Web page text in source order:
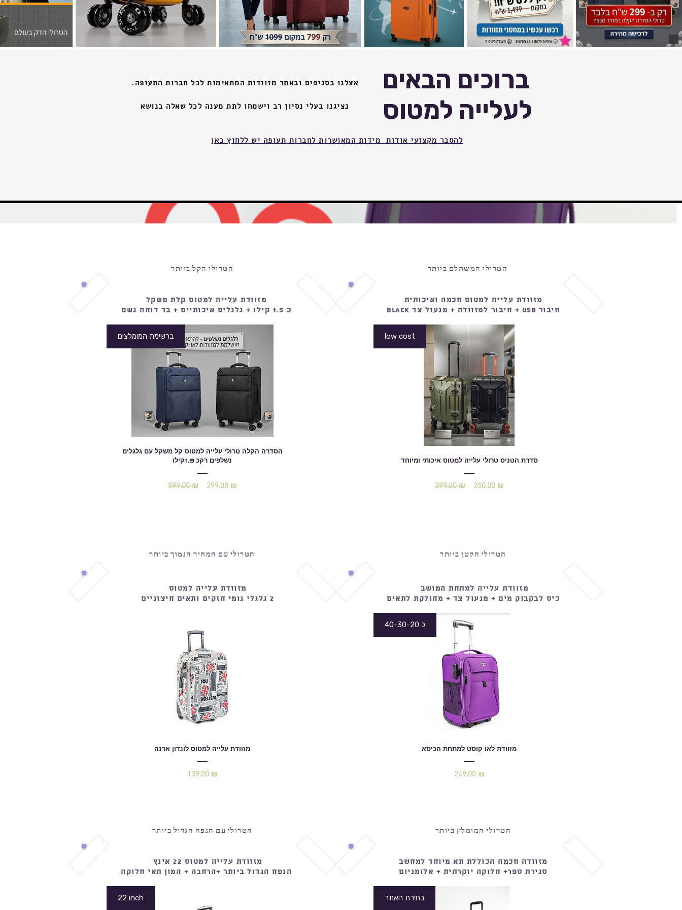
ברוכים הבאים
לעלייה למטוס
להסבר מקצועי אודות מידות המאושרות לחברות תעופה יש ללחוץ כאן
אצלנו בסניפים ובאתר מזוודות המתאימות לכל חברות התעופה.
נציגנו בעלי נסיון רב וישמחו לתת מענה לכל שאלה בנושא
הטרולי הקל ביותר
מזוודת עלייה למטוס קלת משקל
כ 1.5 קילו + גלגלים איכותיים + בד דוחה גשם
ברשימת המומלצים
הסדרה הקלה טרולי עלייה למטוס קל משקל עם גלגלים
נשלפים רקכ 1.5קילו
599.00 ₪
299.00 ₪
הטרולי המשתלם ביותר
מזוודת עלייה למטוס חכמה ואיכותית
חיבור usb + חיבור למזוודה + מנעול צד black
low cost
סדרת הטניס טרולי עלייה למטוס איכותי ומיוחד
399.00 ₪
250.00 ₪
הטרולי עם המחיר הנמוך ביותר
מזוודת עלייה למטוס
2 גלגלי גומי חזקים ותאים חיצוניים
מזוודת עלייה למטוס לונדון ארנה
139.00 ₪
הטרולי הקטן ביותר
מזוודת עלייה למתחת המושב
כיס לבקבוק מים + מנעול צד + מחולקת לתאים
40-30-20 כ
מזוודת לאו קוסט למתחת הכיסא
249.00 ₪
הטרולי עם הנפח הגדול ביותר
מזוודת עלייה למטוס 22 אינץ
הנפח הגדול ביותר +הרחבה + המון תאי חלוקה
22 inch
הטרולי המומלץ ביותר
מזוודה חכמה הכוללת תא מיוחד למחשב
סגירת ספר+ חלוקה יוקרתית + אלומניום
בחירת האתר